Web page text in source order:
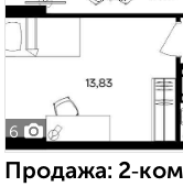
6
Продажа: